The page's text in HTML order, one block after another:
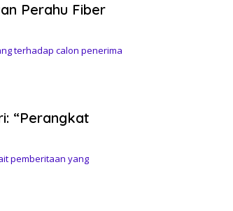
Perahu Fiber
terhadap calon penerima
“Perangkat
pemberitaan yang